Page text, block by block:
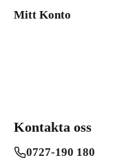
Mitt Konto
Kontakta oss
0727-190 180